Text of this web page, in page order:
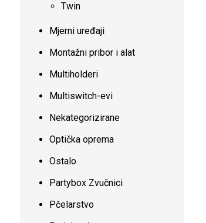
Twin
Mjerni uređaji
Montažni pribor i alat
Multiholderi
Multiswitch-evi
Nekategorizirane
Optička oprema
Ostalo
Partybox Zvučnici
Pčelarstvo